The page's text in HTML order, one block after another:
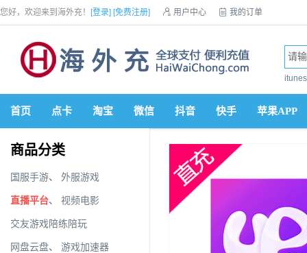
您好，欢迎来到海外充！ [登录] [免费注册]  用户中心  我的订单
首页 点卡 淘宝 微信 抖音 快手 苹果APP
商品分类
国服手游、 外服游戏
直播平台、 视频电影
交友游戏陪练陪玩
网盘云盘、 游戏加速器